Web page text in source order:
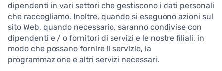
dipendenti in vari settori che gestiscono i dati personali
che raccogliamo. Inoltre, quando si eseguono azioni sul
sito Web, quando necessario, saranno condivise con
dipendenti e / o fornitori di servizi e le nostre filiali, in
modo che possano fornire il servizio, la
programmazione e altri servizi necessari.